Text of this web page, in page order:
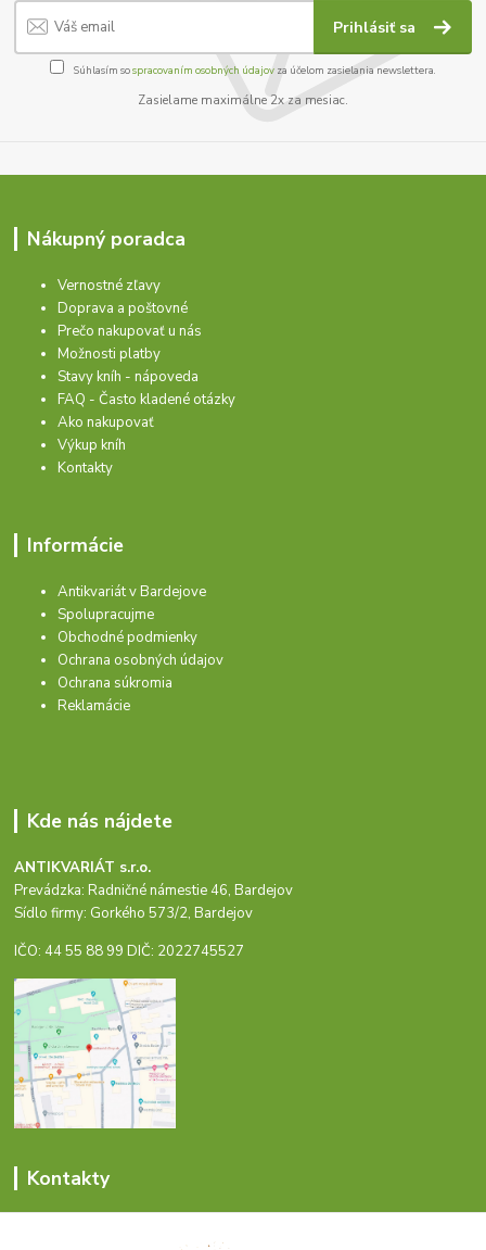
Prihlásiť sa
Súhlasím sospracovaním osobných údajov za účelom zasielania newslettera.
Zasielame maximálne 2x za mesiac.
Nákupný poradca
Vernostné zľavy
Doprava a poštovné
Prečo nakupovať u nás
Možnosti platby
Stavy kníh - nápoveda
FAQ - Často kladené otázky
Ako nakupovať
Výkup kníh
Kontakty
Informácie
Antikvariát v Bardejove
Spolupracujme
Obchodné podmienky
Ochrana osobných údajov
Ochrana súkromia
Reklamácie
Kde nás nájdete
ANTIKVARIÁT s.r.o.
Prevádzka: Radničné námestie 46, Bardejov
Sídlo firmy: Gorkého 573/2, Bardejov
IČO: 44 55 88 99 DIČ: 2022745527
Kontakty